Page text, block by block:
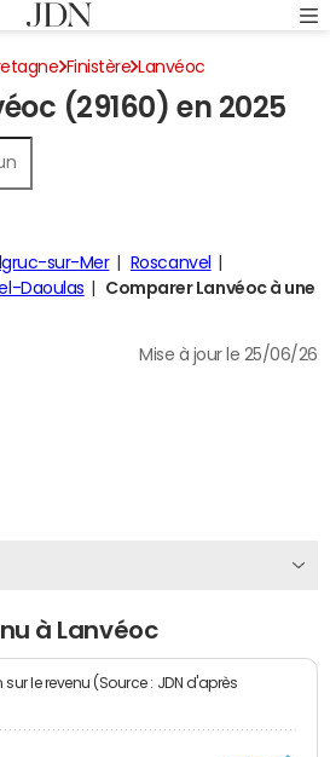
Finistère Lanvéoc
(29160) en 2025
sur-Mer
Roscanvel
Daoulas
Comparer Lanvéoc à une
Mise à jour le 25/06/26
à Lanvéoc
le revenu (Source : JDN d'après